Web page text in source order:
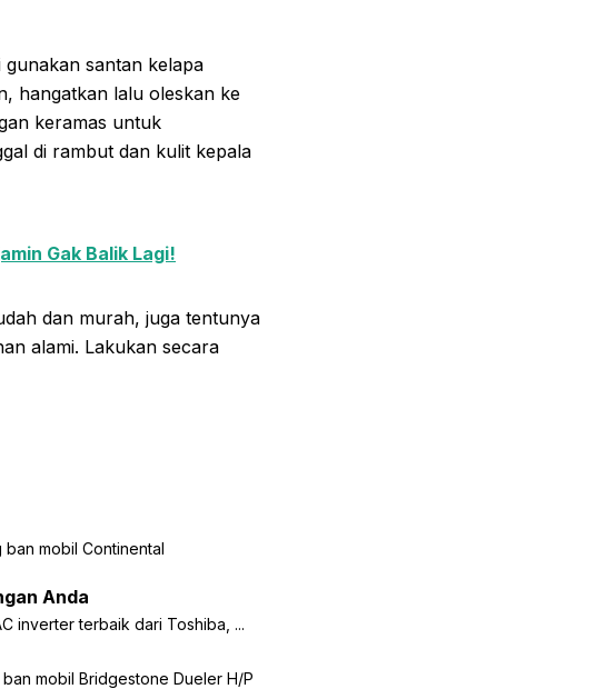
santan kelapa
hangatkan lalu oleskan ke
keramas untuk
di rambut dan kulit kepala
Gak Balik Lagi!
dan murah, juga tentunya
alami. Lakukan secara
mobil Continental
Anda
inverter terbaik dari Toshiba, ...
mobil Bridgestone Dueler H/P